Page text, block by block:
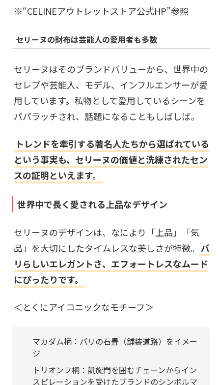
※“CELINEアウトレットストア公式HP”参照
セリーヌの財布は芸能人の愛用者も多数
セリーヌはそのブランドバリューから、世界中の
セレブや芸能人、モデル、インフルエンサーが愛
用しています。私物として愛用しているシーンを
パパラッチされ、話題になることもしばしば。
トレンドを牽引する著名人たちから選ばれている
という事実も、セリーヌの価値と洗練されたセン
スの証明といえます。
世界中で長く愛される上品なデザイン
セリーヌのデザインは、なにより「上品」「気
品」を大切にしたタイムレスな美しさが特徴。 パ
リらしいエレガントさ、エフォートレスなムード
にぴったりです。
＜とくにアイコニックなモチーフ＞
マカダム柄：パリの石畳（舗装道路）をイメー
ジ
トリオンフ柄：凱旋門を囲むチェーンからイン
スピレーションを受けたブランドのシンボルマ